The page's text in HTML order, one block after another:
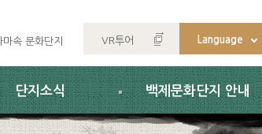
마속 문화단지 VR투어 Language
단지소식 백제문화단지 안내